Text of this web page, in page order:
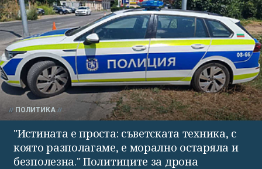
ПОЛИТИКА
"Истината е проста: съветската техника, с
която разполагаме, е морално остаряла и
безполезна." Политиците за дрона